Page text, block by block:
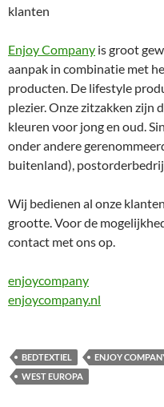
klanten
Enjoy Company is groot
aanpak in combinatie met
producten. De lifestyle
plezier. Onze zitzakken zijn
kleuren voor jong en oud.
onder andere
buitenland),
Wij bedienen al onze
grootte. Voor de
contact met ons op.
enjoycompany
enjoycompany.nl
BEDTEXTIEL ENJOY
WEST EUROPA